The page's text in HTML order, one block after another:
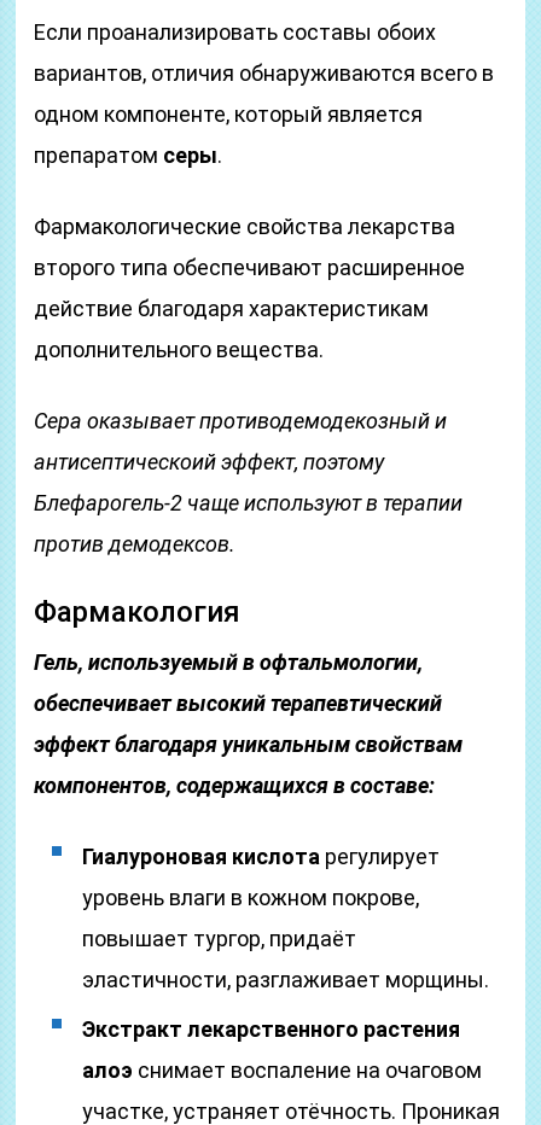
Если проанализировать составы обоих
вариантов, отличия обнаруживаются всего в
одном компоненте, который является
препаратом серы.
Фармакологические свойства лекарства
второго типа обеспечивают расширенное
действие благодаря характеристикам
дополнительного вещества.
Сера оказывает противодемодекозный и
антисептическоий эффект, поэтому
Блефарогель-2 чаще используют в терапии
против демодексов.
Фармакология
Гель, используемый в офтальмологии,
обеспечивает высокий терапевтический
эффект благодаря уникальным свойствам
компонентов, содержащихся в составе:
Гиалуроновая кислота регулирует
уровень влаги в кожном покрове,
повышает тургор, придаёт
эластичности, разглаживает морщины.
Экстракт лекарственного растения
алоэ снимает воспаление на очаговом
участке, устраняет отёчность. Проникая